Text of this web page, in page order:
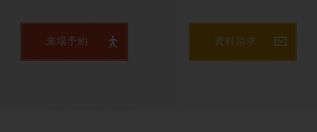
来場予約 資料請求